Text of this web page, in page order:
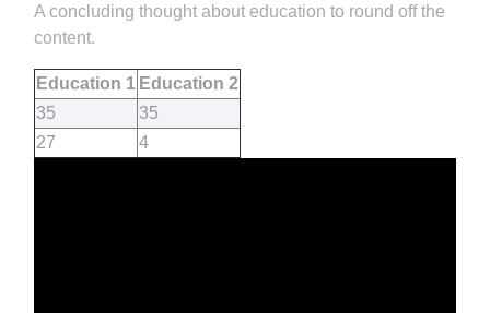
A concluding thought about education to round off the
content.
Education 1 Education 2
35
35
27
4